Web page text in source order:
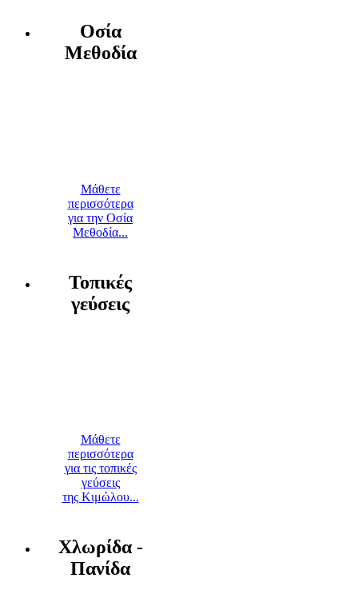
Οσία
Μεθοδία
Μάθετε
περισσότερα
για την Οσία
Μεθοδία...
Τοπικές
γεύσεις
Μάθετε
περισσότερα
για τις τοπικές
γεύσεις
της Κιμώλου...
Χλωρίδα -
Πανίδα